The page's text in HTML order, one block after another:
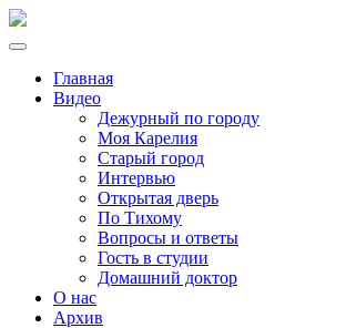
Главная
Видео
Дежурный по городу
Моя Карелия
Старый город
Интервью
Открытая дверь
По Тихому
Вопросы и ответы
Гость в студии
Домашний доктор
О нас
Архив